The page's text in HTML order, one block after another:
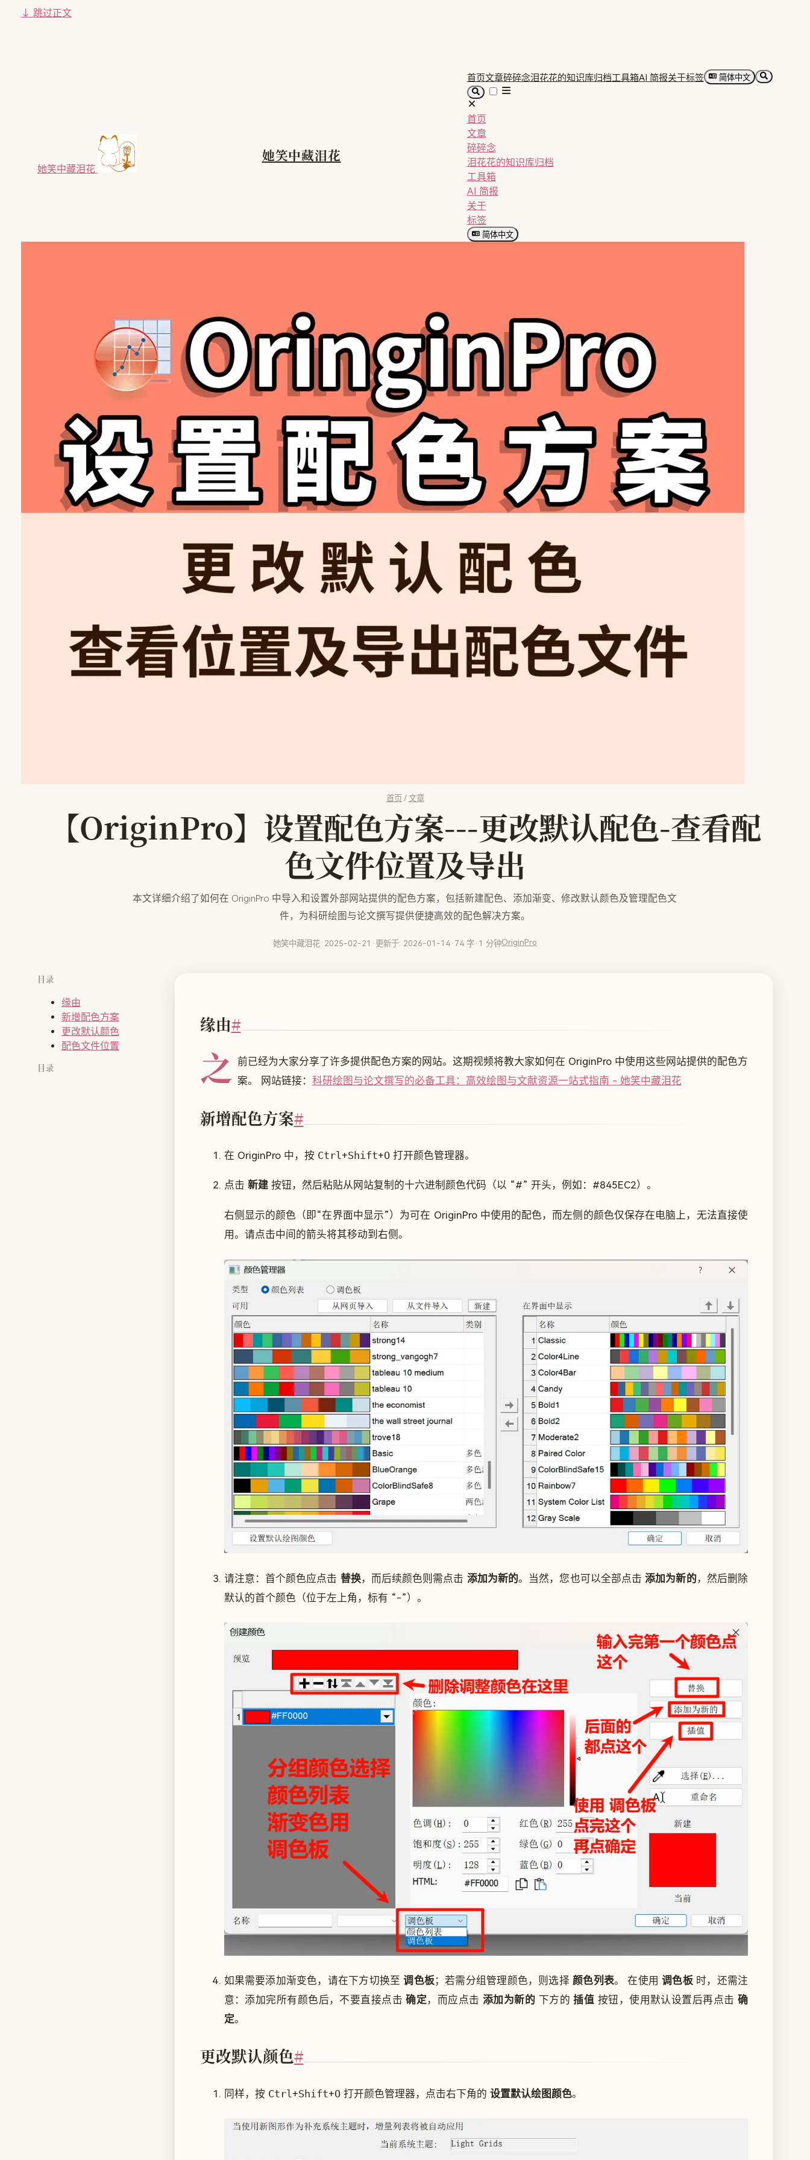
↓ 跳过正文
她笑中藏泪花
她笑中藏泪花
首页文章碎碎念泪花花的知识库归档工具箱AI 简报关于标签 简体中文
首页
文章
碎碎念
泪花花的知识库归档
工具箱
AI 简报
关于
标签
简体中文
首页/ 文章
【OriginPro】设置配色方案---更改默认配色-查看配
色文件位置及导出
本文详细介绍了如何在 OriginPro 中导入和设置外部网站提供的配色方案，包括新建配色、添加渐变、修改默认颜色及管理配色文
件，为科研绘图与论文撰写提供便捷高效的配色解决方案。
她笑中藏泪花 · 2025-02-21 · 更新于: 2026-01-14 · 74 字 · 1 分钟OriginPro
目录
缘由
新增配色方案
更改默认颜色
配色文件位置
目录
缘由#
之 前已经为大家分享了许多提供配色方案的网站。这期视频将教大家如何在 OriginPro 中使用这些网站提供的配色方
案。 网站链接： 科研绘图与论文撰写的必备工具：高效绘图与文献资源一站式指南 - 她笑中藏泪花
新增配色方案#
在 OriginPro 中，按 Ctrl +Shift+O打开颜色管理器。
点击 新建按钮，然后粘贴从网站复制的十六进制颜色代码（以 “#” 开头，例如：#845EC2）。
右侧显示的颜色（即“在界面中显示”）为可在 OriginPro 中使用的配色，而左侧的颜色仅保存在电脑上，无法直接使
用。请点击中间的箭头将其移动到右侧。
请注意：首个颜色应点击 替换，而后续颜色则需点击 添加为新的。当然，您也可以全部点击添加为新的，然后删除
默认的首个颜色（位于左上角，标有 “-”）。
如果需要添加渐变色，请在下方切换至调色板 ；若需分组管理颜色，则选择 颜色列表。 在使用调色板 时，还需注
意：添加完所有颜色后，不要直接点击确定，而应点击添加为新的 下方的插值 按钮，使用默认设置后再点击 确
定。
更改默认颜色#
同样，按 Ctrl +Shift+O打开颜色管理器，点击右下角的 设置默认绘图颜色。